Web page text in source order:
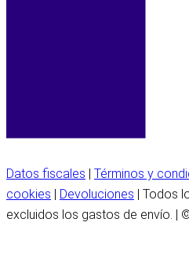
Datos fiscales Términos y
cookies
Devoluciones | Todos
excluidos los gastos de envío. |